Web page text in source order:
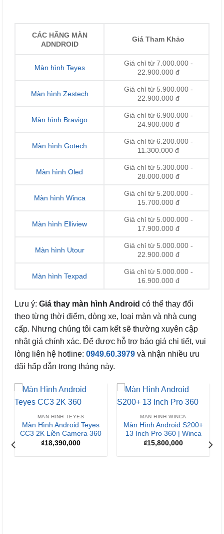
CÁC HÃNG MÀN
ADNDROID
Giá Tham Khảo
Màn hình Teyes
Giá chỉ từ 7.000.000 -
22.900.000 đ
Màn hình Zestech
Giá chỉ từ 5.900.000 -
22.900.000 đ
Màn hình Bravigo
Giá chỉ từ 6.900.000 -
24.900.000 đ
Màn hình Gotech
Giá chỉ từ 6.200.000 -
11.300.000 đ
Màn hình Oled
Giá chỉ từ 5.300.000 -
28.000.000 đ
Màn hình Winca
Giá chỉ từ 5.200.000 -
15.700.000 đ
Màn hình Elliview
Giá chỉ từ 5.000.000 -
17.900.000 đ
Màn hình Utour
Giá chỉ từ 5.000.000 -
22.900.000 đ
Màn hình Texpad
Giá chỉ từ 5.000.000 -
16.900.000 đ
Lưu ý: Giá thay màn hình Android có thể thay đổi
theo từng thời điểm, dòng xe, loại màn và nhà cung
cấp. Nhưng chúng tôi cam kết sẽ thường xuyên cập
nhật giá chính xác. Để được hỗ trợ báo giá chi tiết, vui
lòng liên hệ hotline: 0949.60.3979 và nhận nhiều ưu
đãi hấp dẫn trong tháng này.
S200+
360 | Winca
-13%